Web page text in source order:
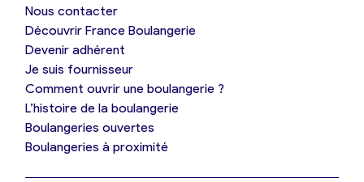
Je suis boulanger
Je découvre France Boulangerie
Mes tarifs
Nous contacter
Découvrir France Boulangerie
Devenir adhérent
Je suis fournisseur
Comment ouvrir une boulangerie ?
L’histoire de la boulangerie
Boulangeries ouvertes
Boulangeries à proximité